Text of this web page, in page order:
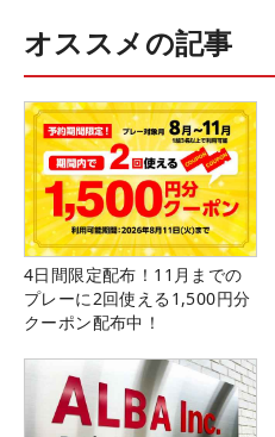
オススメの記事
4日間限定配布！11月までの
プレーに2回使える1,500円分
クーポン配布中！